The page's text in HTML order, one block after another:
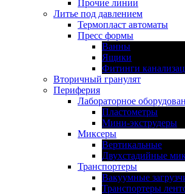
Прочие линии
Литье под давлением
Термопласт автоматы
Пресс формы
Ванны
Ящики
Фитинги
Вторичный гранулят
Периферия
Лабораторное
Пластометры
Мини-экструдеры
Миксеры
Вертикальные
Двухстадийные
Транспортеры
Вакуумные
Транспортеры